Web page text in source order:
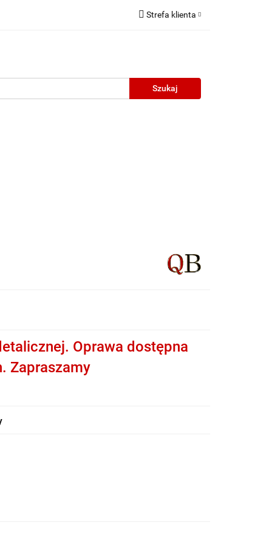
Strefa klienta
Dodaj zgłoszenie
Oprawa dostępna
Zapraszamy